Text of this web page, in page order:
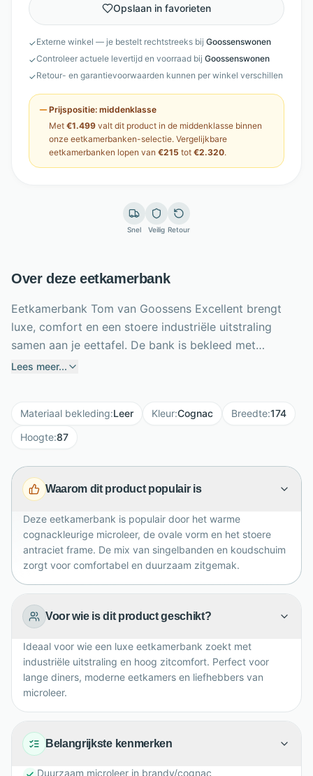
Opslaan in favorieten
✓Externe winkel — je bestelt rechtstreeks bij Goossenswonen
✓Controleer actuele levertijd en voorraad bij Goossenswonen
✓Retour- en garantievoorwaarden kunnen per winkel verschillen
Prijspositie: middenklasse
Met €1.499 valt dit product in de middenklasse binnen
onze eetkamerbanken-selectie. Vergelijkbare
eetkamerbanken lopen van €215 tot €2.320.
Snel Veilig Retour
Over deze eetkamerbank
Eetkamerbank Tom van Goossens Excellent brengt
luxe, comfort en een stoere industriële uitstraling
samen aan je eettafel. De bank is bekleed met
duurzaam microleer in warme brandy/cognac kleur,
contrast en geeft de bank een moderne urban look.
Dankzij de ovale vorm, breedte van 174 cm en
De combinatie van singelbanden en koudschuim zorgt
voor soepel, actief zitcomfort tijdens lange diners.
Lees meer...
Materiaal bekleding:Leer Kleur:Cognac Breedte:174
Hoogte:87
Waarom dit product populair is
Deze eetkamerbank is populair door het warme
cognackleurige microleer, de ovale vorm en het stoere
antraciet frame. De mix van singelbanden en koudschuim
zorgt voor comfortabel en duurzaam zitgemak.
Voor wie is dit product geschikt?
Ideaal voor wie een luxe eetkamerbank zoekt met
industriële uitstraling en hoog zitcomfort. Perfect voor
lange diners, moderne eetkamers en liefhebbers van
microleer.
Belangrijkste kenmerken
Duurzaam microleer in brandy/cognac